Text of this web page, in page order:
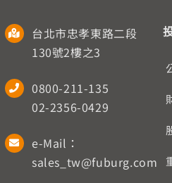
台北市忠孝東路二段
130號2樓之3
0800-211-135
02-2356-0429
e-Mail：
sales_tw@fuburg.com